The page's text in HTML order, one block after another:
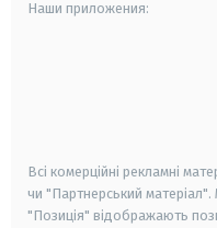
Наши приложения:
Всі комерційні рекламні
чи "Партнерський
"Позиція" відображають